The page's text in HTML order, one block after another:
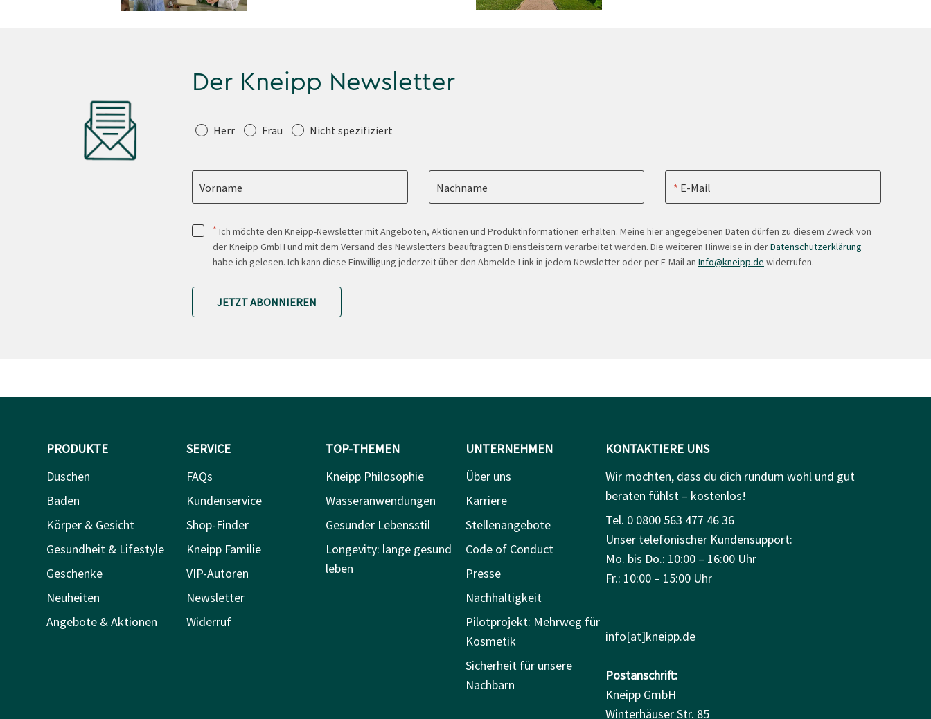
Der Kneipp Newsletter
Anrede
Herr Frau Nicht spezifiziert
Vorname Nachname E-Mail
* Ich möchte den Kneipp-Newsletter mit Angeboten, Aktionen und Produktinformationen erhalten. Meine hier angegebenen Daten dürfen zu diesem Zweck von
der Kneipp GmbH und mit dem Versand des Newsletters beauftragten Dienstleistern verarbeitet werden. Die weiteren Hinweise in derDatenschutzerklärung
habe ich gelesen. Ich kann diese Einwilligung jederzeit über den Abmelde-Link in jedem Newsletter oder per E-Mail an Info@kneipp.de widerrufen.
JETZT ABONNIEREN
PRODUKTE
Duschen
Baden
Körper & Gesicht
Gesundheit & Lifestyle
Geschenke
Neuheiten
Angebote & Aktionen
SERVICE
FAQs
Kundenservice
Shop-Finder
Kneipp Familie
VIP-Autoren
Newsletter
Widerruf
TOP-THEMEN
Kneipp Philosophie
Wasseranwendungen
Gesunder Lebensstil
Longevity: lange gesund
leben
UNTERNEHMEN
Über uns
Karriere
Stellenangebote
Code of Conduct
Presse
Nachhaltigkeit
Pilotprojekt: Mehrweg für
Kosmetik
Sicherheit für unsere
Nachbarn
KONTAKTIERE UNS
Wir möchten, dass du dich rundum wohl und gut
beraten fühlst – kostenlos!
Tel. 0 0800 563 477 46 36
Unser telefonischer Kundensupport:
Mo. bis Do.: 10:00 – 16:00 Uhr
Fr.: 10:00 – 15:00 Uhr
info[at]kneipp.de
Postanschrift:
Kneipp GmbH
Winterhäuser Str. 85